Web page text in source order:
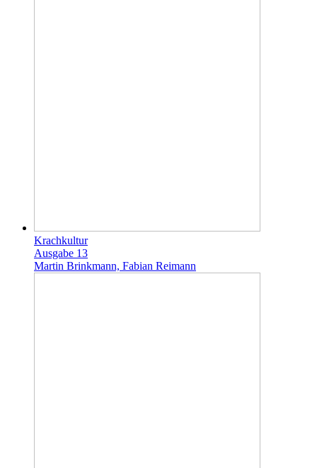
Krachkultur
Ausgabe 13
Martin Brinkmann, Fabian Reimann